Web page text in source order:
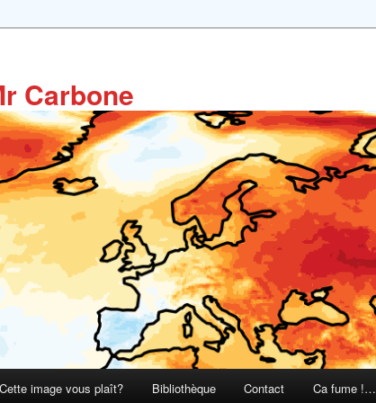
Carbone
Cette image vous plaît? Bibliothèque Contact Ca fume !…